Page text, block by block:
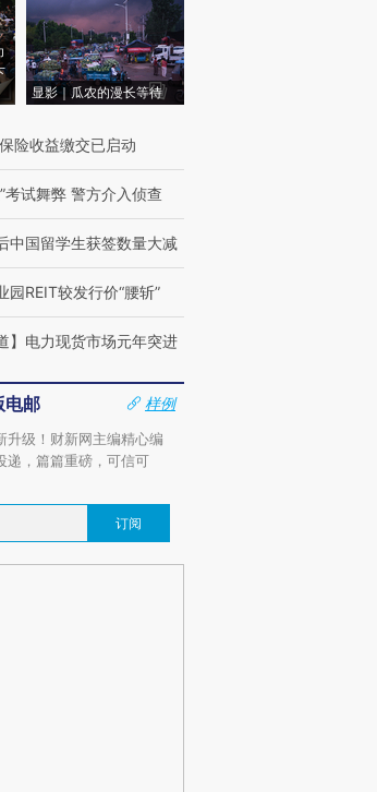
显影｜瓜农的漫长等待
险收益缴交已启动
考试舞弊 警方介入侦查
中国留学生获签数量大减
园REIT较发行价“腰斩”
】电力现货市场元年突进
电邮
样例
升级！财新网主编精心编
递，篇篇重磅，可信可
订阅